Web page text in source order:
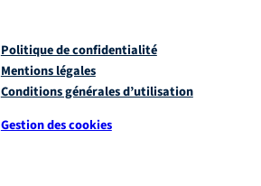
Politique de confidentialité
Mentions légales
Conditions générales d’utilisation
Gestion des cookies